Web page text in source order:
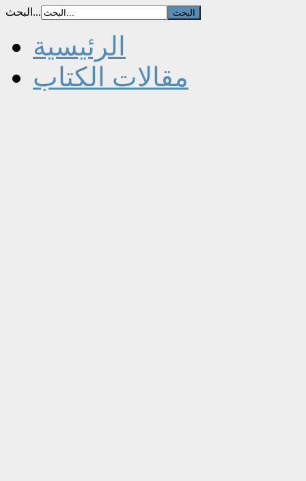
البحث...
الرئيسية
مقالات الكتاب